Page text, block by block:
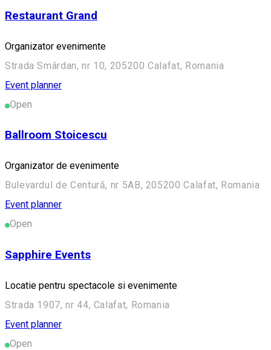
Restaurant Grand
Organizator evenimente
Strada Smârdan, nr 10, 205200 Calafat, Romania
Event planner
Open
Ballroom Stoicescu
Organizator de evenimente
Bulevardul de Centură, nr 5AB, 205200 Calafat, Romania
Event planner
Open
Sapphire Events
Locatie pentru spectacole si evenimente
Strada 1907, nr 44, Calafat, Romania
Event planner
Open